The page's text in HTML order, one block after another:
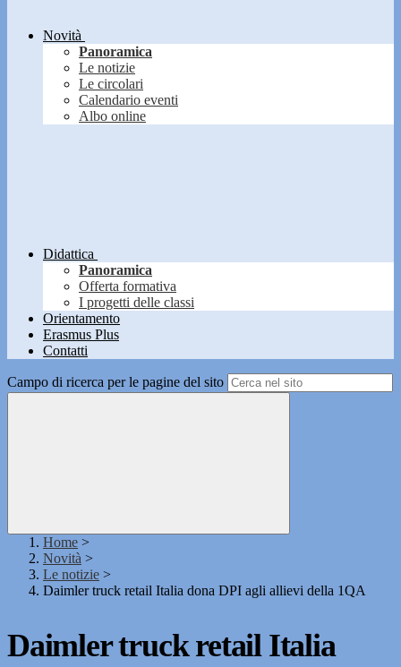
Novità
Panoramica
Le notizie
Le circolari
Calendario eventi
Albo online
Didattica
Panoramica
Offerta formativa
I progetti delle classi
Orientamento
Erasmus Plus
Contatti
Campo di ricerca per le pagine del sito
Home >
Novità >
Le notizie >
Daimler truck retail Italia dona DPI agli allievi della 1QA
Daimler truck retail Italia